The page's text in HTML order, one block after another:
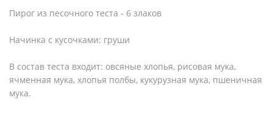
Пирог из песочного теста - 6 злаков
Начинка с кусочками: груши
В состав теста входит: овсяные хлопья, рисовая мука,
ячменная мука, хлопья полбы, кукурузная мука, пшеничная
мука.